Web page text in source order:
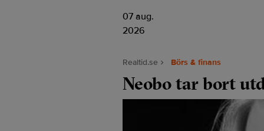
07 aug.
2026
Realtid.se Börs & finans
Neobo tar bort